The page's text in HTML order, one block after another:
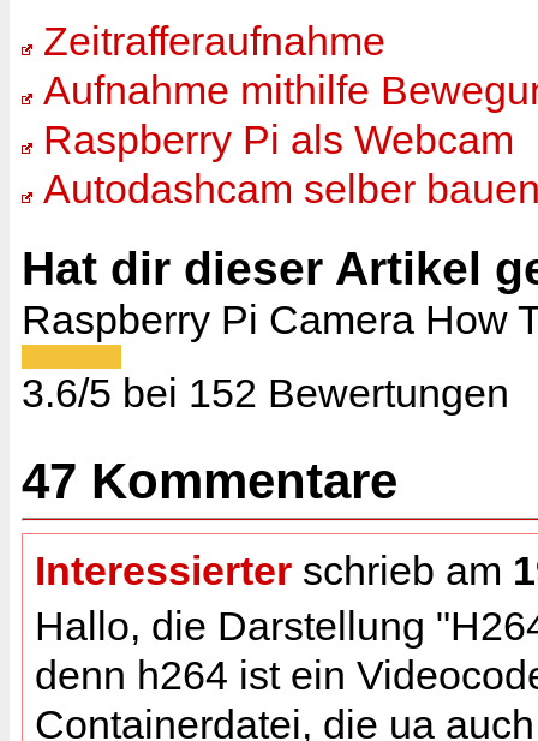
Zeitrafferaufnahme
Aufnahme mithilfe
Raspberry Pi als Webcam
Autodashcam selber
Hat dir dieser Artikel
Raspberry Pi Camera How
3.6/5 bei 152 Bewertungen
47 Kommentare
Interessierter schrieb am
Hallo, die Darstellung
denn h264 ist ein
Containerdatei, die ua